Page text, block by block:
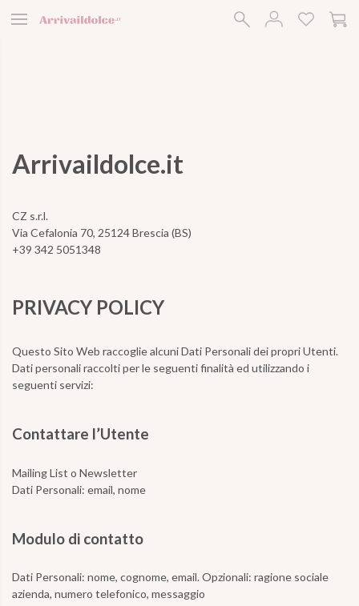
Arrivaildolce.it
CZ s.r.l.
Via Cefalonia 70, 25124 Brescia (BS)
+39 342 5051348
PRIVACY POLICY
Questo Sito Web raccoglie alcuni Dati Personali dei propri Utenti.
Dati personali raccolti per le seguenti finalità ed utilizzando i
seguenti servizi:
Contattare l’Utente
Mailing List o Newsletter
Dati Personali: email, nome
Modulo di contatto
Dati Personali: nome, cognome, email. Opzionali: ragione sociale
azienda, numero telefonico, messaggio